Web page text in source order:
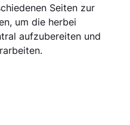
Seiten zur
um die herbei
aufzubereiten und